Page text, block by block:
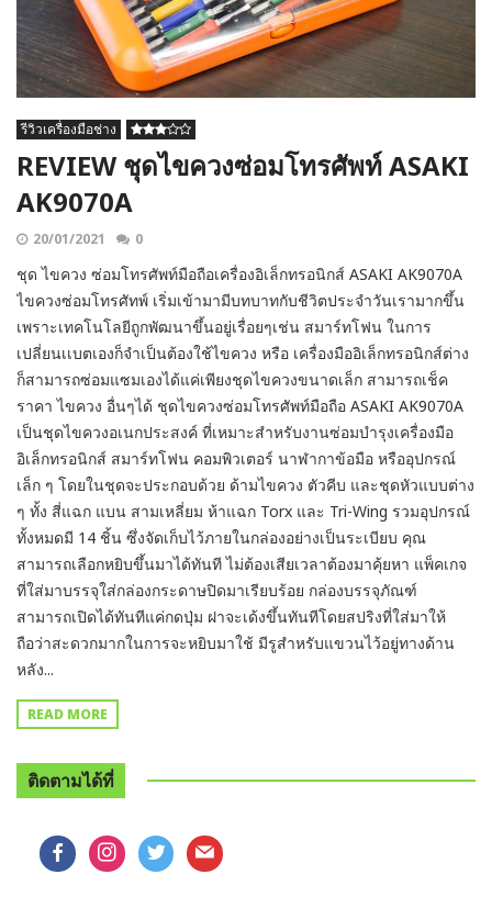
รีวิวเครื่องมือช่าง
REVIEW ชุดไขควงซ่อมโทรศัพท์ ASAKI
AK9070A
20/01/2021 0
ชุด ไขควง ซ่อมโทรศัพท์มือถือเครื่องอิเล็กทรอนิกส์ ASAKI AK9070A
ไขควงซ่อมโทรศัทพ์ เริ่มเข้ามามีบทบาทกับชีวิตประจำวันเรามากขึ้น
เพราะเทคโนโลยีถูกพัฒนาขึ้นอยู่เรื่อยๆเช่น สมาร์ทโฟน ในการ
เปลี่ยนเเบตเองก็จำเป็นต้องใช้ไขควง หรือ เครื่องมืออิเล็กทรอนิกส์ต่าง
ก็สามารถซ่อมแซมเองได้แค่เพียงชุดไขควงขนาดเล็ก สามารถเช็ค
ราคา ไขควง อื่นๆได้ ชุดไขควงซ่อมโทรศัพท์มือถือ ASAKI AK9070A
เป็นชุดไขควงอเนกประสงค์ ที่เหมาะสำหรับงานซ่อมบำรุงเครื่องมือ
อิเล็กทรอนิกส์ สมาร์ทโฟน คอมพิวเตอร์ นาฬากาข้อมือ หรืออุปกรณ์
เล็ก ๆ โดยในชุดจะประกอบด้วย ด้ามไขควง ตัวคีบ และชุดหัวแบบต่าง
ๆ ทั้ง สี่แฉก แบน สามเหลี่ยม ห้าแฉก Torx และ Tri-Wing รวมอุปกรณ์
ทั้งหมดมี 14 ชิ้น ซึ่งจัดเก็บไว้ภายในกล่องอย่างเป็นระเบียบ คุณ
สามารถเลือกหยิบขึ้นมาได้ทันที ไม่ต้องเสียเวลาต้องมาคุ้ยหา แพ็คเกจ
ที่ใส่มาบรรจุใส่กล่องกระดาษปิดมาเรียบร้อย กล่องบรรจุภัณฑ์
สามารถเปิดได้ทันทีแค่กดปุ่ม ฝาจะเด้งขึ้นทันทีโดยสปริงที่ใส่มาให้
ถือว่าสะดวกมากในการจะหยิบมาใช้ มีรูสำหรับแขวนไว้อยู่ทางด้าน
หลัง...
READ MORE
ติดตามได้ที่
facebookinstagram
twitter mail